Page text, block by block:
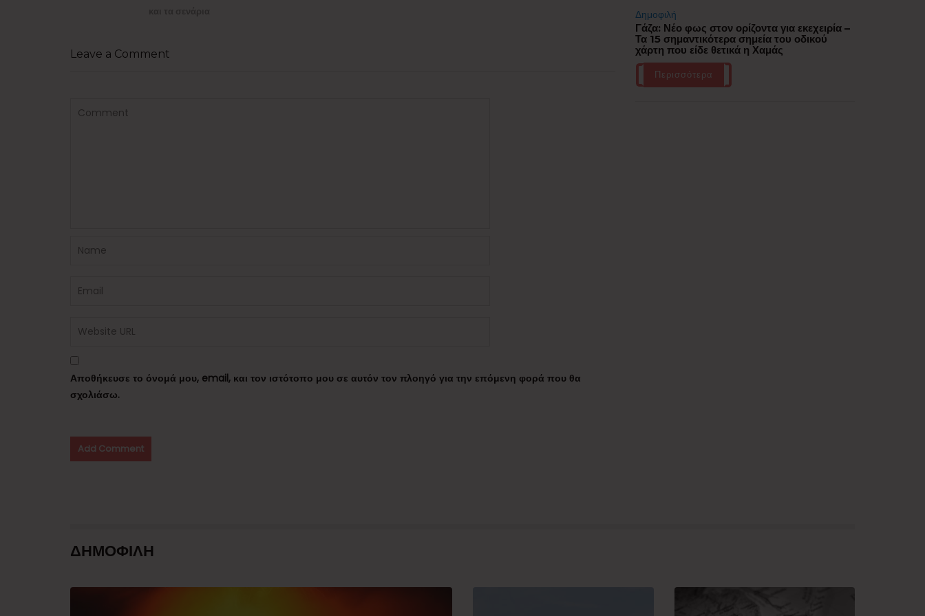
Leave a Comment
Αποθήκευσε το όνομά μου, email, και τον ιστότοπο μου σε αυτόν τον πλοηγό για την επόμενη φορά που θα
σχολιάσω.
Δημοφιλή
Γάζα: Νέο φως στον ορίζοντα για εκεχειρία –
Τα 15 σημαντικότερα σημεία του οδικού
χάρτη που είδε θετικά η Χαμάς
Περισσότερα
ΔΗΜΟΦΙΛΗ